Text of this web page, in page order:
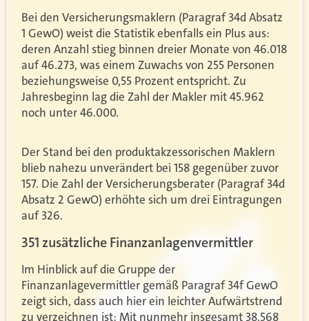
Bei den Versicherungsmaklern (Paragraf 34d Absatz
1 GewO) weist die Statistik ebenfalls ein Plus aus:
deren Anzahl stieg binnen dreier Monate von 46.018
auf 46.273, was einem Zuwachs von 255 Personen
beziehungsweise 0,55 Prozent entspricht. Zu
Jahresbeginn lag die Zahl der Makler mit 45.962
noch unter 46.000.
Der Stand bei den produktakzessorischen Maklern
blieb nahezu unverändert bei 158 gegenüber zuvor
157. Die Zahl der Versicherungsberater (Paragraf 34d
Absatz 2 GewO) erhöhte sich um drei Eintragungen
auf 326.
351 zusätzliche Finanzanlagenvermittler
Im Hinblick auf die Gruppe der
Finanzanlagevermittler gemäß Paragraf 34f GewO
zeigt sich, dass auch hier ein leichter Aufwärtstrend
zu verzeichnen ist: Mit nunmehr insgesamt 38.568